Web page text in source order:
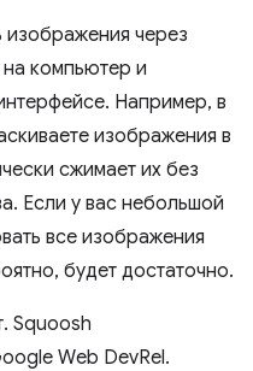
через
компьютер и
Например, в
изображения в
сжимает их без
Если у вас небольшой
все изображения
будет достаточно.
Squoosh
Web DevRel.